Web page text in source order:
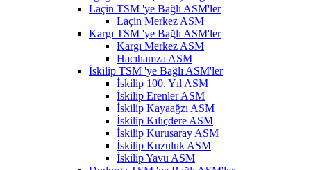
Laçin TSM 'ye Bağlı ASM'ler
Laçin Merkez ASM
Kargı TSM 'ye Bağlı ASM'ler
Kargı Merkez ASM
Hacıhamza ASM
İskilip TSM 'ye Bağlı ASM'ler
İskilip 100. Yıl ASM
İskilip Erenler ASM
İskilip Kayaağzı ASM
İskilip Kılıçdere ASM
İskilip Kurusaray ASM
İskilip Kuzuluk ASM
İskilip Yavu ASM